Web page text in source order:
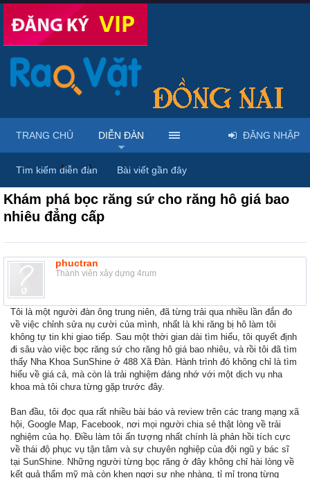
Diễn đàn ... Dược phẩm, y tế & sách báo
Khám phá bọc răng sứ cho răng hô giá bao
nhiêu đẳng cấp
phuctran
Thành viên xây dựng 4rum
Tôi là một người đàn ông trung niên, đã từng trải qua nhiều lần đắn đo
về việc chỉnh sửa nụ cười của mình, nhất là khi răng bị hô làm tôi
không tự tin khi giao tiếp. Sau một thời gian dài tìm hiểu, tôi quyết định
đi sâu vào việc bọc răng sứ cho răng hô giá bao nhiêu, và rồi tôi đã tìm
thấy Nha Khoa SunShine ở 488 Xã Đàn. Hành trình đó không chỉ là tìm
hiểu về giá cả, mà còn là trải nghiệm đáng nhớ với một dịch vụ nha
khoa mà tôi chưa từng gặp trước đây.
Ban đầu, tôi đọc qua rất nhiều bài báo và review trên các trang mạng xã
hội, Google Map, Facebook, nơi mọi người chia sẻ thật lòng về trải
nghiệm của họ. Điều làm tôi ấn tượng nhất chính là phản hồi tích cực
về thái độ phục vụ tận tâm và sự chuyên nghiệp của đội ngũ y bác sĩ
tại SunShine. Những người từng bọc răng ở đây không chỉ hài lòng về
kết quả thẩm mỹ mà còn khen ngợi sự nhẹ nhàng, tỉ mỉ trong từng
TRANG CHỦ DIỄN ĐÀN
Tìm kiếm diễn đàn Bài viết gần đây
ĐĂNG NHẬP